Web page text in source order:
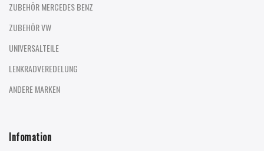
ZUBEHÖR MERCEDES BENZ
ZUBEHÖR VW
UNIVERSALTEILE
LENKRADVEREDELUNG
ANDERE MARKEN
Infomation